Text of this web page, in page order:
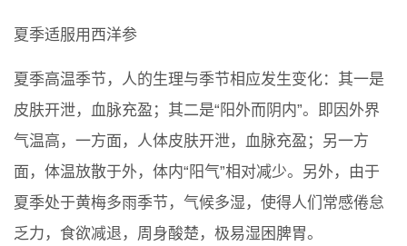
夏季适服用西洋参
夏季高温季节，人的生理与季节相应发生变化：其一是
皮肤开泄，血脉充盈；其二是“阳外而阴内”。即因外界
气温高，一方面，人体皮肤开泄，血脉充盈；另一方
面，体温放散于外，体内“阳气”相对减少。另外，由于
夏季处于黄梅多雨季节，气候多湿，使得人们常感倦怠
乏力，食欲减退，周身酸楚，极易湿困脾胃。